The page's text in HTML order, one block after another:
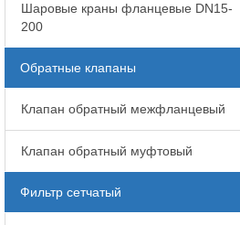
Шаровые краны фланцевые DN15-
200
Обратные клапаны
Клапан обратный межфланцевый
Клапан обратный муфтовый
Фильтр сетчатый